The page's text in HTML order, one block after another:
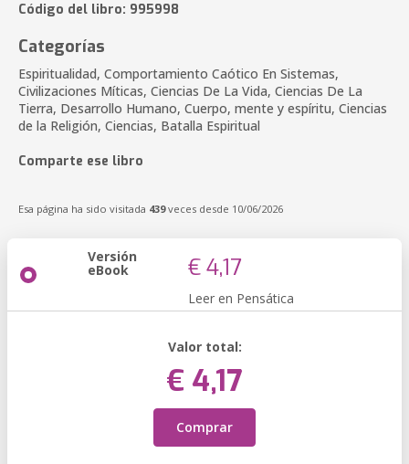
Código del libro: 995998
Categorías
Espiritualidad, Comportamiento Caótico En Sistemas,
Civilizaciones Míticas, Ciencias De La Vida, Ciencias De La
Tierra, Desarrollo Humano, Cuerpo, mente y espíritu, Ciencias
de la Religión, Ciencias, Batalla Espiritual
Comparte ese libro
Esa página ha sido visitada 439veces desde 10/06/2026
Versión
eBook € 4,17
Leer en Pensática
Valor total:
€ 4,17
Comprar